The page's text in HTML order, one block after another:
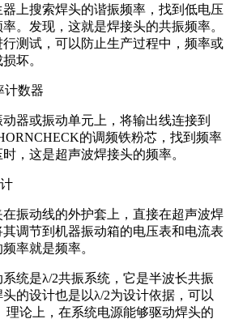
上搜索焊头的谐振频率，找到低电压
。发现，这就是焊接头的共振频率。
测试，可以防止生产过程中，频率或
坏。
计数器
器或振动单元上，将输出线连接到
的调频铁粉芯，找到频率
，这是超声波焊接头的频率。
振动线的外护套上，直接在超声波焊
调节到机器振动箱的电压表和电流表
率就是频率。
统是λ/2共振系统，它是半波长共振
的设计也是以λ/2为设计依据，可以
理论上，在系统电源能够驱动焊头的